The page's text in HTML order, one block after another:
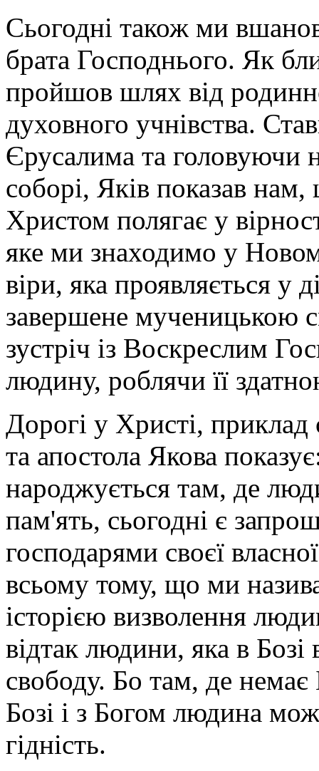
Сьогодні також ми
брата Господнього. Як
пройшов шлях від
духовного учнівства.
Єрусалима та головуючи
соборі, Яків показав нам,
Христом полягає у
яке ми знаходимо у
віри, яка проявляється у
завершене мученицькою
зустріч із Воскреслим
людину, роблячи її
Дорогі у Христі,
та апостола Якова
народжується там, де
пам'ять, сьогодні є
господарями своєї
всьому тому, що ми
історією визволення
відтак людини, яка в
свободу. Бо там, де немає
Бозі і з Богом людина
гідність.